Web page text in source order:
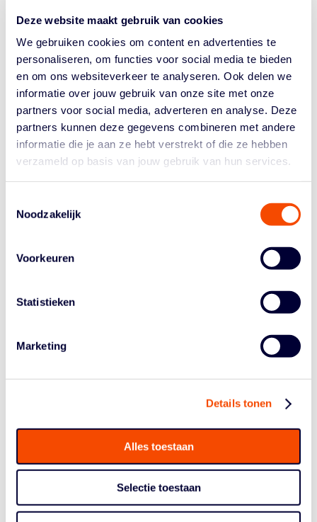
Deze website maakt gebruik van cookies
We gebruiken cookies om content en advertenties te
personaliseren, om functies voor social media te bieden
en om ons websiteverkeer te analyseren. Ook delen we
informatie over jouw gebruik van onze site met onze
partners voor social media, adverteren en analyse. Deze
partners kunnen deze gegevens combineren met andere
informatie die je aan ze hebt verstrekt of die ze hebben
verzameld op basis van jouw gebruik van hun services.
Noodzakelijk
Voorkeuren
Statistieken
Marketing
Details tonen
Alles toestaan
Selectie toestaan
Het Camp in Sportcentrum De Kooi in Bemmel (tussen
Arnhem en Nijmegen) begint om 10.00 uur, duurt tot
17.00 uur en wordt geleid door Jeroen van Vugt. Hij is
hoofdcoach van Lekdetec.nl (Women’s Basketball
League), United Academy U22 en assistent-coach van
Yoast United. Hij wordt geassisteerd door ervaren
coaches van United Basketball en gastcoaches.
De kosten bedragen 75 euro en dat is inclusief een
United Basketball Shooting Camp T-shirt, lunch en diner,
twee informele activiteiten en een bezoek aan de
Basketball om 19.00 uur. Deelnemers mogen hun gezin
betaalt 65 euro.
inschrijving ontvang je een e-mail met daarin de
voldoen van de betaling is je inschrijving definitief. Wie
onverhoopt moet annuleren en dat voor 18 december
volgorde van ontvangen betaling en op basis van ‘vol is
Voor vragen kun je mailen naar
steven@unitedbasketball.nl.